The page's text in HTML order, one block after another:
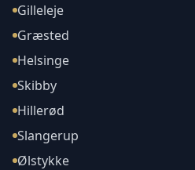
Gilleleje
Græsted
Helsinge
Skibby
Hillerød
Slangerup
Ølstykke